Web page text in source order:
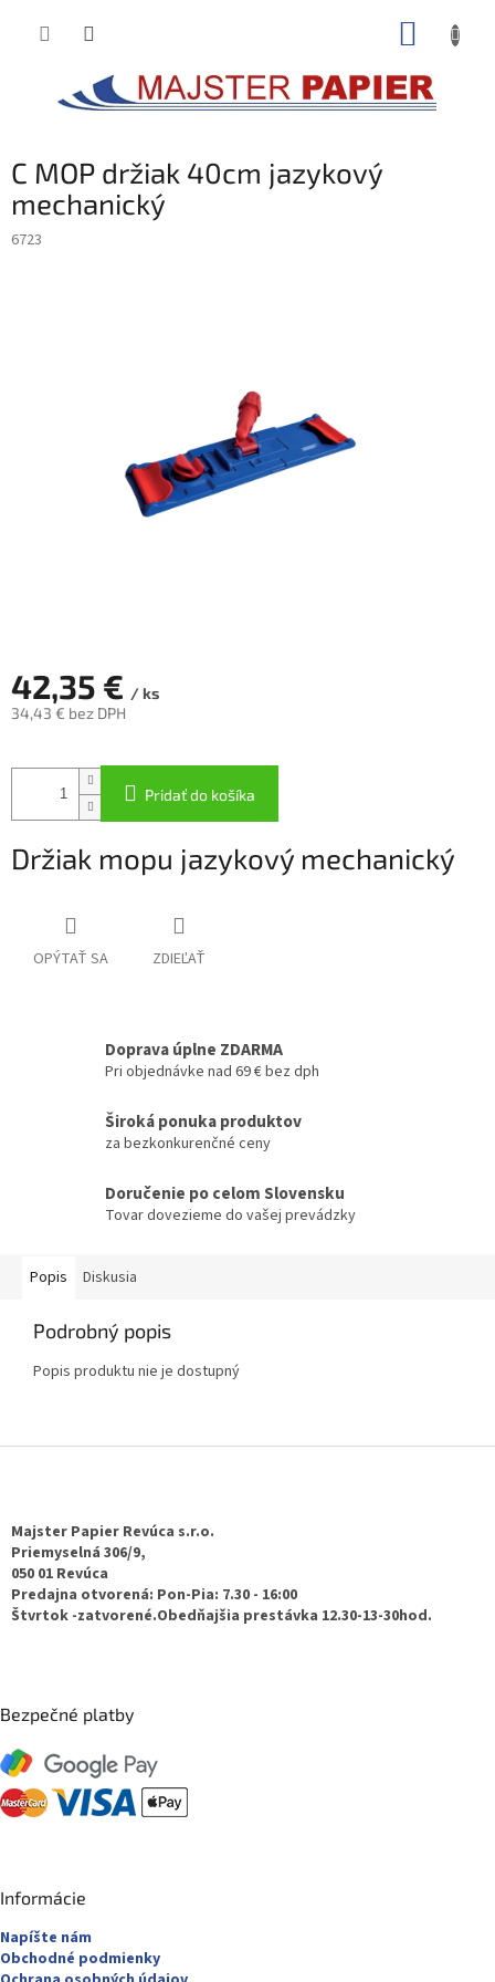
C MOP držiak 40cm jazykový
mechanický
6723
42,35 € / ks
34,43 € bez DPH
cena:
Pridať do košíka
Držiak mopu jazykový mechanický
OPÝTAŤ SA ZDIEĽAŤ
Doprava úplne ZDARMA
Pri objednávke nad 69 € bez dph
Široká ponuka produktov
za bezkonkurenčné ceny
Doručenie po celom Slovensku
Tovar dovezieme do vašej prevádzky
Popis Diskusia
Podrobný popis
Popis produktu nie je dostupný
Majster Papier Revúca s.r.o.
Priemyselná 306/9,
050 01 Revúca
Predajna otvorená: Pon-Pia: 7.30 - 16:00
Štvrtok -zatvorené.Obedňajšia prestávka 12.30-13-30hod.
Bezpečné platby
Informácie
Napíšte nám
Obchodné podmienky